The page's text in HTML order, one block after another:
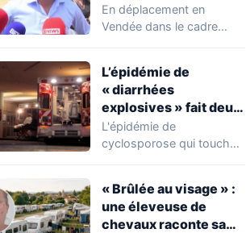
chahuté sur un
campement illégal
En déplacement en
Vendée dans le cadre
occupations…
L’épidémie de
« diarrhées
explosives » fait deux
premiers morts
L'épidémie de
cyclosporose qui touche
aggravation. Les autorités
sanitaires…
« Brûlée au visage » :
une éleveuse de
chevaux raconte sa